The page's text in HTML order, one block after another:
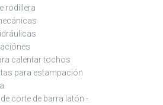
rodillera
calentar tochos
para estampación
corte de barra latón -